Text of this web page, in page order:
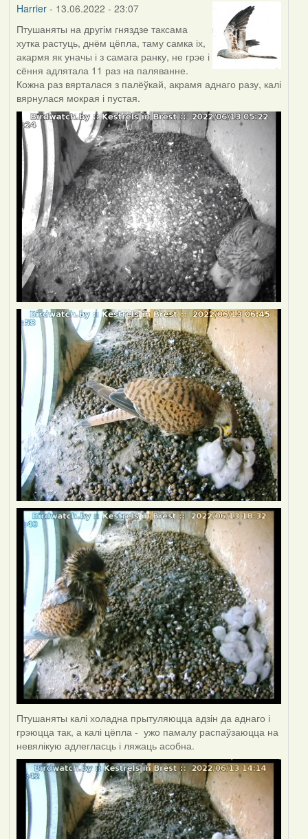
Harrier- 13.06.2022 - 23:07
Птушаняты на другім гняздзе таксама
хутка растуць, днём цёпла, таму самка іх,
акармя як уначы і з самага ранку, не грэе і
сёння адлятала 11 раз на паляванне.
Кожна раз вярталася з палёўкай, акрамя аднаго разу, калі
вярнулася мокрая і пустая.
Птушаняты калі холадна прытуляюцца адзін да аднаго і
грэюцца так, а калі цёпла - ужо памалу распаўзаюцца на
невялікую адлегласць і ляжаць асобна.